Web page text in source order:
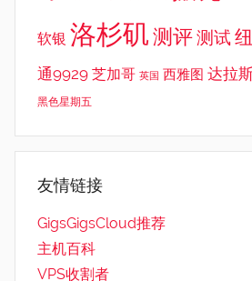
软银 洛杉矶 测评测试
通9929 芝加哥 英国 西雅图 达拉
黑色星期五
友情链接
GigsGigsCloud推荐
主机百科
VPS收割者